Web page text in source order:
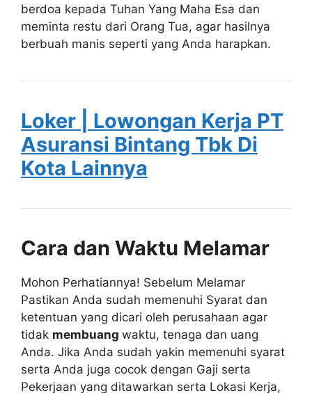
berdoa kepada Tuhan Yang Maha Esa dan
meminta restu dari Orang Tua, agar hasilnya
berbuah manis seperti yang Anda harapkan.
Loker | Lowongan Kerja PT
Asuransi Bintang Tbk Di
Kota Lainnya
Cara dan Waktu Melamar
Mohon Perhatiannya! Sebelum Melamar
Pastikan Anda sudah memenuhi Syarat dan
ketentuan yang dicari oleh perusahaan agar
tidak membuang waktu, tenaga dan uang
Anda. Jika Anda sudah yakin memenuhi syarat
serta Anda juga cocok dengan Gaji serta
Pekerjaan yang ditawarkan serta Lokasi Kerja,